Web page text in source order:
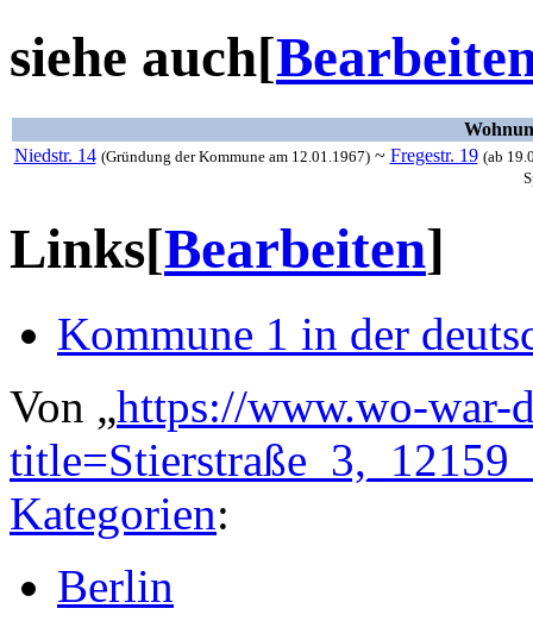
siehe auch[
Niedstr. 14 (Gründung der Kommune am 12.01.1967)~ Fregestr. 19 (ab
Links[Bearbeiten]
Kommune 1 in der
Von „https://www.wo-war-
Kategorien:
Berlin